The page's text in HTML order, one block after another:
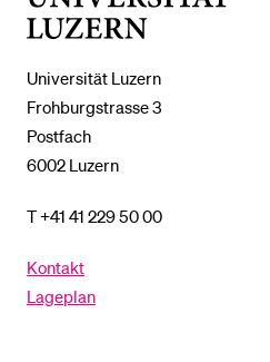
Universität Luzern
Frohburgstrasse 3
Postfach
6002 Luzern
T +41 41 229 50 00
Kontakt
Lageplan